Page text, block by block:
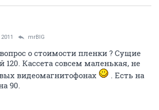
mrBIG
о стоимости пленки ? Сущие
120. Кассета совсем маленькая, не
видеомагнитофонах
. Есть на
90.